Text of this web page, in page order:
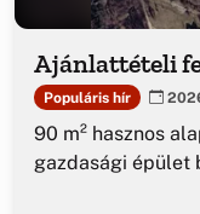
Ajánlattételi
Populáris hír
90 m² hasznos
gazdasági épület